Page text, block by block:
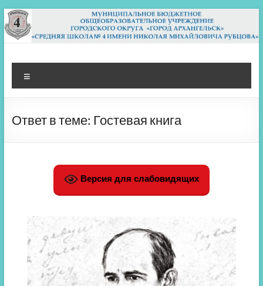
Перейти
к
содержимому
МБОУ СШ 4
Архангельск
Ответ в теме: Гостевая книга
Версия для слабовидящих